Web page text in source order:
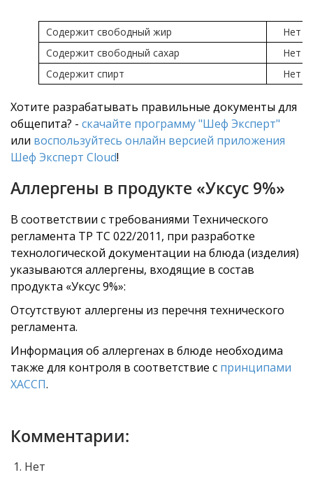
Содержит свободный жир
Нет
Содержит свободный сахар
Нет
Содержит спирт
Нет
Хотите разрабатывать правильные документы для
общепита? - скачайте программу "Шеф Эксперт"
или воспользуйтесь онлайн версией приложения
Шеф Эксперт Cloud!
Аллергены в продукте «Уксус 9%»
В соответствии с требованиями Технического
регламента ТР ТС 022/2011, при разработке
технологической документации на блюда (изделия)
указываются аллергены, входящие в состав
продукта «Уксус 9%»:
Отсутствуют аллергены из перечня технического
регламента.
Информация об аллергенах в блюде необходима
также для контроля в соответствие с принципами
ХАССП.
Комментарии:
Нет